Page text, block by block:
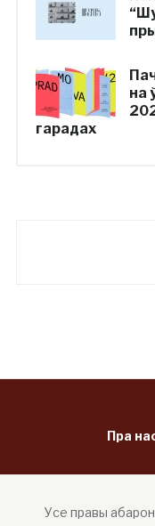
на
гарадах
Пра
Усе правы